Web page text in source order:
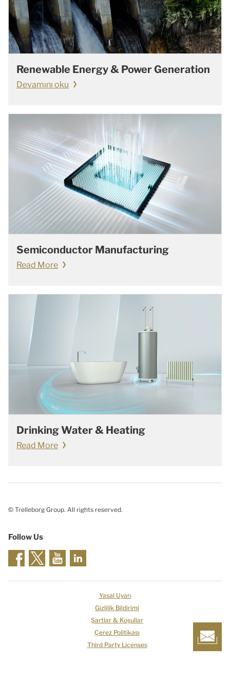
Renewable Energy & Power Generation
Devamını oku
Semiconductor Manufacturing
Read More
Drinking Water & Heating
Read More
© Trelleborg Group. All rights reserved.
Follow Us
Yasal Uyarı
Gizlilik Bildirimi
Şartlar & Koşullar
Çerez Politikası
Third Party Licenses